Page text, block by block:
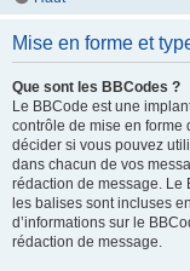
Mise en forme et
Que sont les BBCodes ?
Le BBCode est une
contrôle de mise en forme
décider si vous pouvez
dans chacun de vos
rédaction de message. Le
les balises sont incluses
d’informations sur le
rédaction de message.